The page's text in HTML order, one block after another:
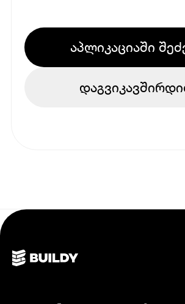
აპლიკაციაში